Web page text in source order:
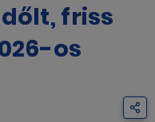
friss
os